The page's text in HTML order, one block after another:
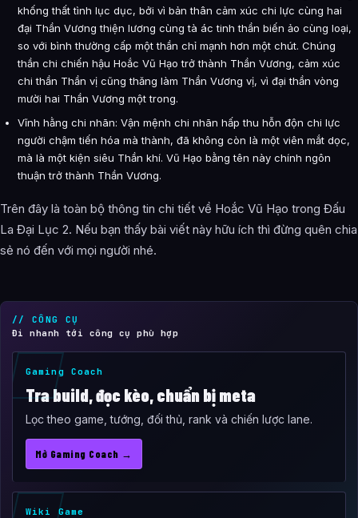
khống thất tình lục dục, bởi vì bản thân cảm xúc chi lực cùng hai
đại Thần Vương thiện lương cùng tà ác tinh thần biến ảo cùng loại,
so với bình thường cấp một thần chỉ mạnh hơn một chút. Chúng
thần chi chiến hậu Hoắc Vũ Hạo trở thành Thần Vương, cảm xúc
chi thần Thần vị cũng thăng làm Thần Vương vị, vì đại thần vòng
mười hai Thần Vương một trong.
Vĩnh hằng chi nhãn: Vận mệnh chi nhãn hấp thu hỗn độn chi lực
người chậm tiến hóa mà thành, đã không còn là một viên mắt dọc,
mà là một kiện siêu Thần khí. Vũ Hạo bằng tên này chính ngôn
thuận trở thành Thần Vương.
Trên đây là toàn bộ thông tin chi tiết về Hoắc Vũ Hạo trong Đấu
La Đại Lục 2. Nếu bạn thấy bài viết này hữu ích thì đừng quên chia
sẻ nó đến với mọi người nhé.
// CÔNG CỤ
Đi nhanh tới công cụ phù hợp
Gaming Coach
Tra build, đọc kèo, chuẩn bị meta
Lọc theo game, tướng, đối thủ, rank và chiến lược lane.
Mở Gaming Coach →
Wiki Game